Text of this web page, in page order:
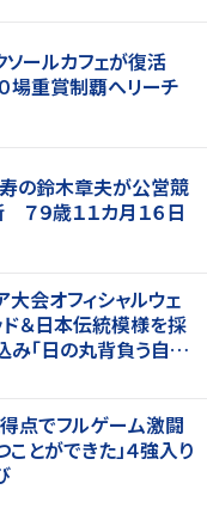
ソールカフェが復活
重賞制覇へリーチ
の鈴木章夫が公営競
９歳１１カ月１６日
会オフィシャルウェ
＆日本伝統模様を採
「日の丸背負う自覚
点でフルゲーム激闘
とができた」４強入り